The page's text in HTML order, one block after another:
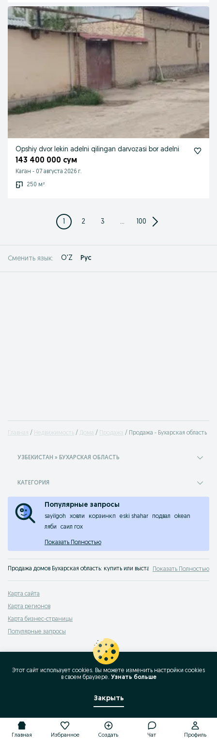
Opshiy dvor lekin adelni qilingan darvozasi bor adelni
143 400 000 сум
Каган - 07 августа 2026 г.
250 м²
1 2 3 ... 100
Сменить язык: O'Z Рус
Главная Недвижимость Дома Продажа Продажа - Бухарская область
УЗБЕКИСТАН » БУХАРСКАЯ ОБЛАСТЬ
КАТЕГОРИЯ
Популярные запросы
sayilgoh ховли корзинкп eski shahar подвал
okean
ляби
саил гох
Показать Полностью
Продажа домов Бухарская область: купить или выставить на продажу
Показать Полностью
Карта сайта
Карта регионов
Карта бизнес-страницы
Популярные запросы
Главная Избранное Создать Чат Профиль
Этот сайт использует cookies. Вы можете изменить настройки cookies
в своeм браузере. Узнать больше
Закрыть